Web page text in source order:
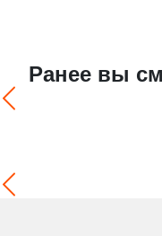
Ранее вы